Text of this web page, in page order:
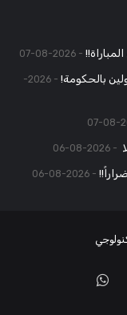
2026-08-07
بالحكومة!
2026-
2026-08-06
2026-08-06
واتساب